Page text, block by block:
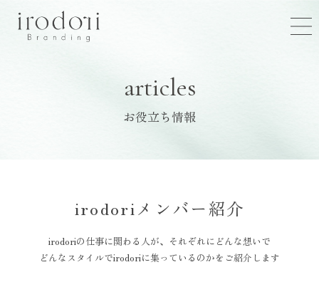
articles
お役立ち情報
irodoriメンバー紹介
irodoriの仕事に関わる人が、それぞれにどんな想いで
どんなスタイルでirodoriに集っているのかをご紹介します